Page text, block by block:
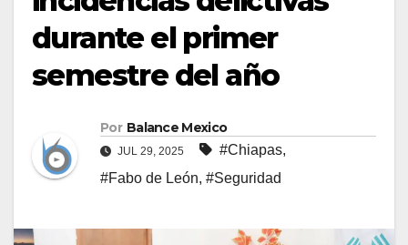
durante el primer
semestre del año
Por Balance Mexico
JUL 29, 2025 #Chiapas,
#Fabo de León, #Seguridad